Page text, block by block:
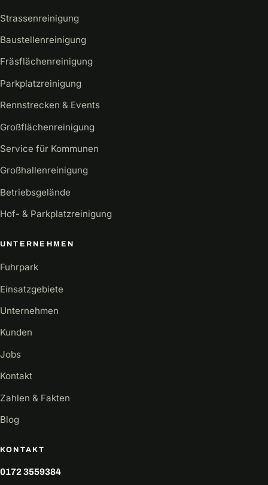
Strassenreinigung
Baustellenreinigung
Fräsflächenreinigung
Parkplatzreinigung
Rennstrecken & Events
Großflächenreinigung
Service für Kommunen
Großhallenreinigung
Betriebsgelände
Hof- & Parkplatzreinigung
UNTERNEHMEN
Fuhrpark
Einsatzgebiete
Unternehmen
Kunden
Jobs
Kontakt
Zahlen & Fakten
Blog
KONTAKT
0172 3559384